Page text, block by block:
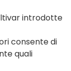
introdotte
consente di
quali